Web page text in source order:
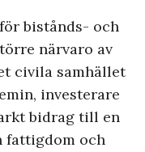
bistånds- och
närvaro av
civila samhället
investerare
bidrag till en
fattigdom och